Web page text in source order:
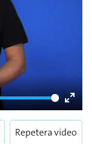
Enter
Repetera video